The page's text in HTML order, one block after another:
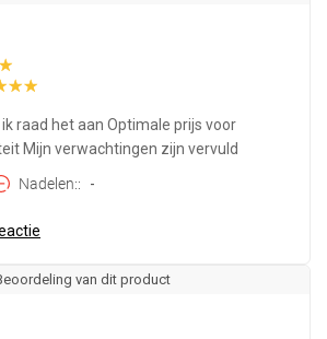
raad het aan Optimale prijs voor
Mijn verwachtingen zijn vervuld
Nadelen: -
van dit product